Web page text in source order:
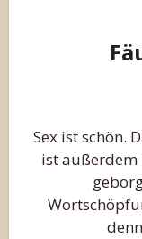
Sex ist schön.
ist außerdem